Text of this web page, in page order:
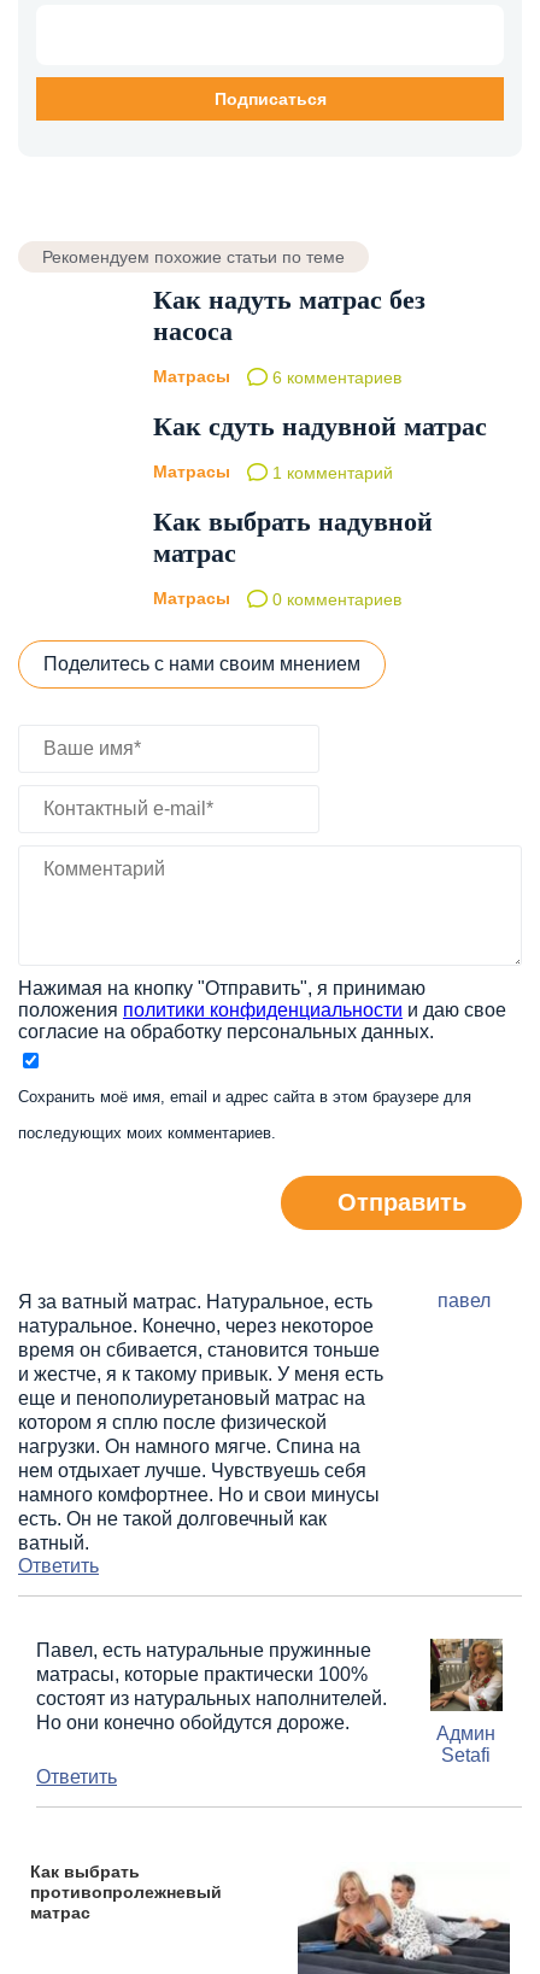
Рекомендуем похожие статьи по теме
Как надуть матрас без
насоса
Матрасы 6 комментариев
Как сдуть надувной матрас
Матрасы 1 комментарий
Как выбрать надувной
матрас
Матрасы 0 комментариев
Поделитесь с нами своим мнением
Нажимая на кнопку "Отправить", я принимаю
положения политики конфиденциальности и даю свое
согласие на обработку персональных данных.
Сохранить моё имя, email и адрес сайта в этом браузере для
последующих моих комментариев.
Отправить
Я за ватный матрас. Натуральное, есть
натуральное. Конечно, через некоторое
время он сбивается, становится тоньше
и жестче, я к такому привык. У меня есть
еще и пенополиуретановый матрас на
котором я сплю после физической
нагрузки. Он намного мягче. Спина на
нем отдыхает лучше. Чувствуешь себя
намного комфортнее. Но и свои минусы
есть. Он не такой долговечный как
ватный.
павел
Ответить
Павел, есть натуральные пружинные
матрасы, которые практически 100%
состоят из натуральных наполнителей.
Но они конечно обойдутся дороже.
Админ
Setafi
Ответить
Как выбрать
противопролежневый
матрас